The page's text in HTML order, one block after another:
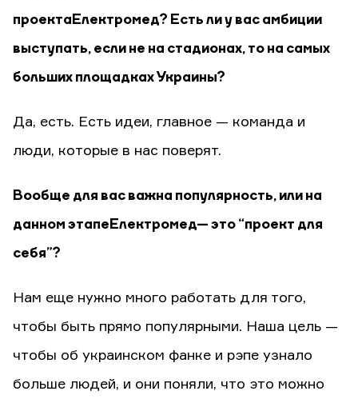
проекта Електромед? Есть ли у вас амбиции
выступать, если не на стадионах, то на самых
больших площадках Украины?
Да, есть. Есть идеи, главное — команда и
люди, которые в нас поверят.
Вообще для вас важна популярность, или на
данном этапе Електромед— это “проект для
себя”?
Нам еще нужно много работать для того,
чтобы быть прямо популярными. Наша цель —
чтобы об украинском фанке и рэпе узнало
больше людей, и они поняли, что это можно